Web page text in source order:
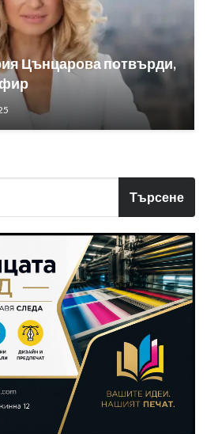
Цънцарова потвърди,
Търсене